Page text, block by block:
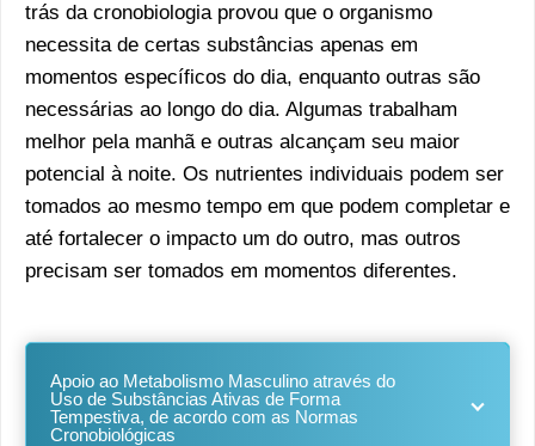
trás da cronobiologia provou que o organismo
necessita de certas substâncias apenas em
momentos específicos do dia, enquanto outras são
necessárias ao longo do dia. Algumas trabalham
melhor pela manhã e outras alcançam seu maior
potencial à noite. Os nutrientes individuais podem ser
tomados ao mesmo tempo em que podem completar e
até fortalecer o impacto um do outro, mas outros
precisam ser tomados em momentos diferentes.
Apoio ao Metabolismo Masculino através do
Uso de Substâncias Ativas de Forma
Tempestiva, de acordo com as Normas
Cronobiológicas